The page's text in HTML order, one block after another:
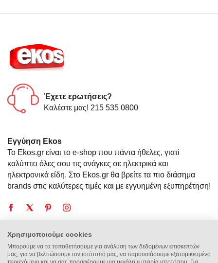
Έχετε ερωτήσεις?
Καλέστε μας! 215 535 0800
Εγγύηση Ekos
Το Ekos.gr είναι το e-shop που πάντα ήθελες, γιατί
καλύπτει όλες σου τις ανάγκες σε ηλεκτρικά και
ηλεκτρονικά είδη. Στο Ekos.gr θα βρείτε τα πιο διάσημα
brands στις καλύτερες τιμές και με εγγυημένη εξυπηρέτηση!
Η Εταιρεία
Χρησιμοποιούμε cookies
Μπορούμε να τα τοποθετήσουμε για ανάλυση των δεδομένων επισκεπτών
μας, για να βελτιώσουμε τον ιστότοπό μας, να παρουσιάσουμε εξατομικευμένο